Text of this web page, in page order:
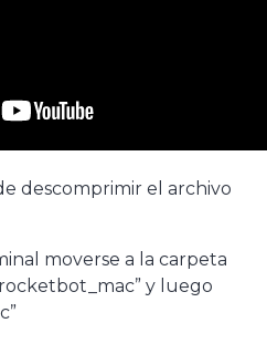
descomprimir el archivo
moverse a la carpeta
y luego